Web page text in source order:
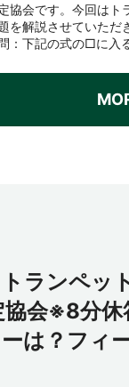
協会です。今回はト
を解説させていた
：下記の式の□に入
トランペ
協会※8分
は？フィ